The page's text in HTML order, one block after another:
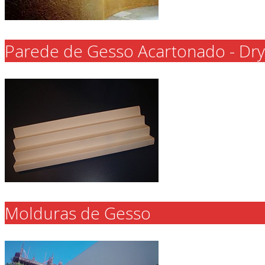
Parede de Gesso Acartonado -
Molduras de Gesso